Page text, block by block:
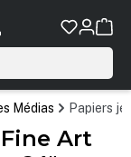
Médias Papiers
Fine Art